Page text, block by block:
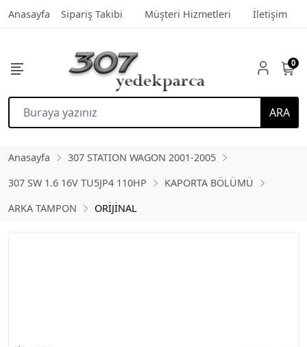
Anasayfa Sipariş Takibi Müşteri Hizmetleri İletişim
ARA
0
Anasayfa
307 STATION WAGON 2001-2005
307 SW 1.6 16V TU5JP4 110HP
KAPORTA BÖLÜMÜ
ARKA TAMPON
ORİJİNAL